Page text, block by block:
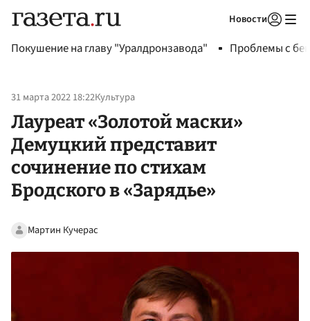
Новости
Покушение на главу "Уралдронзавода" Проблемы с
31 марта 2022 18:22Культура
Лауреат «Золотой маски»
Демуцкий представит
сочинение по стихам
Бродского в «Зарядье»
Мартин Кучерас